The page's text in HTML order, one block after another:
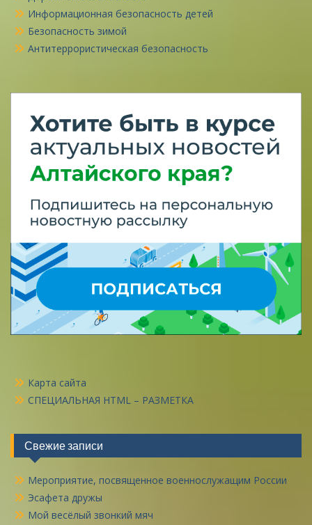
Информационная безопасность детей
Безопасность зимой
Антитеррористическая безопасность
Карта сайта
СПЕЦИАЛЬНАЯ HTML – РАЗМЕТКА
Свежие записи
Мероприятие, посвященное военнослужащим России
Эсафета дружы
Мой весёлый звонкий мяч